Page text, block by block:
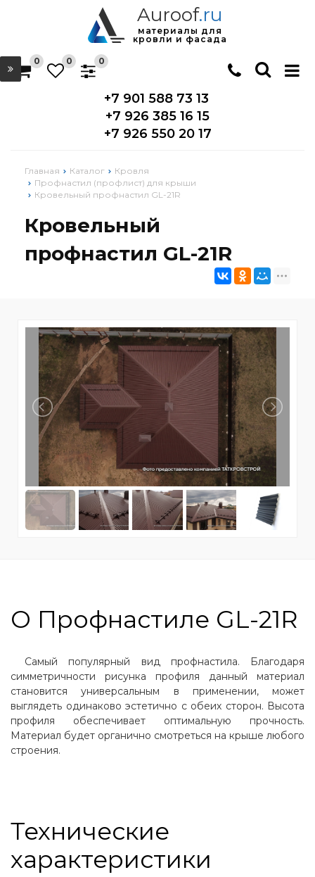
Auroof.ru
материалы для
кровли и фасада
+7 901 588 73 13
+7 926 385 16 15
+7 926 550 20 17
0 0 0
Главная Каталог
Кровля
Профнастил (профлист) для крыши
Кровельный профнастил GL-21R
Кровельный
профнастил GL-21R
О Профнастиле GL-21R
Самый популярный вид профнастила. Благодаря
симметричности рисунка профиля данный материал
становится универсальным в применении, может
выглядеть одинаково эстетично с обеих сторон. Высота
профиля обеспечивает оптимальную прочность.
Материал будет органично смотреться на крыше любого
строения.
Технические
характеристики